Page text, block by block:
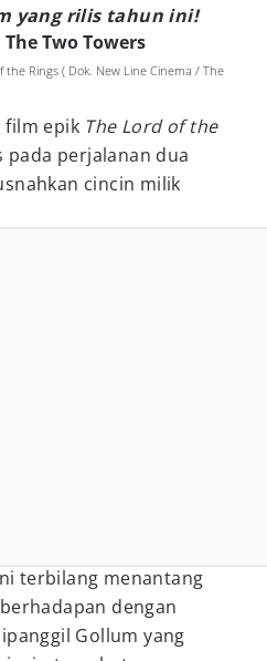
yang rilis tahun ini!
Two Towers
Rings ( Dok. New Line Cinema / The
film epik The Lord of the
perjalanan dua
cincin milik
terbilang menantang
dengan
Gollum yang